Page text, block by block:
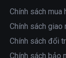
Chính sách mua
Chính sách giao
Chính sách đổi
Chính sách bảo